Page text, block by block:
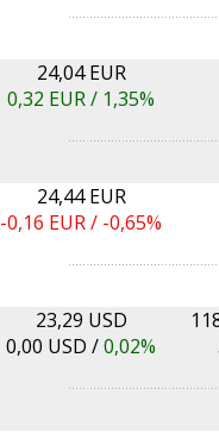
24,04 EUR
0,32 EUR / 1,35%
24,44 EUR
-0,16 EUR / -0,65%
23,29 USD
0,00 USD /0,02%